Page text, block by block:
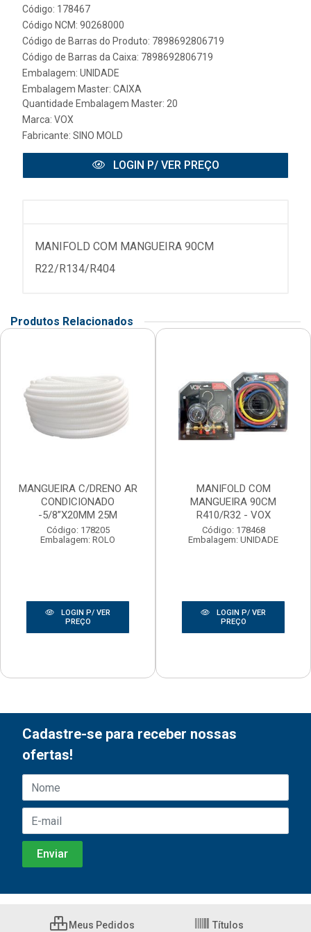
Código: 178467
Código NCM: 90268000
Código de Barras do Produto: 7898692806719
Código de Barras da Caixa: 7898692806719
Embalagem: UNIDADE
Embalagem Master: CAIXA
Quantidade Embalagem Master: 20
Marca: VOX
Fabricante: SINO MOLD
LOGIN P/ VER PREÇO
MANIFOLD COM MANGUEIRA 90CM
R22/R134/R404
Produtos Relacionados
MANGUEIRA C/DRENO AR
CONDICIONADO
-5/8”X20MM 25M
Código: 178205
Embalagem: ROLO
LOGIN P/ VER
PREÇO
MANIFOLD COM
MANGUEIRA 90CM
R410/R32 - VOX
Código: 178468
Embalagem: UNIDADE
LOGIN P/ VER
PREÇO
Cadastre-se para receber nossas
ofertas!
Meus Pedidos Títulos